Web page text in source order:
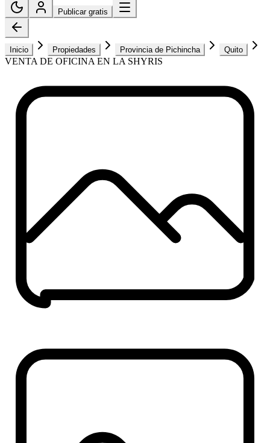
Publicar gratis
Inicio Propiedades Provincia de Pichincha Quito
VENTA DE OFICINA EN LA SHYRIS